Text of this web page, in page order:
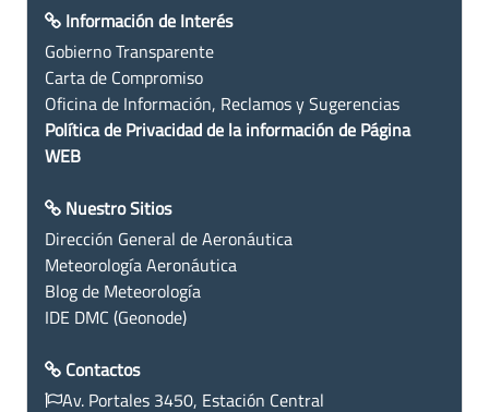
Información de Interés
Gobierno Transparente
Carta de Compromiso
Oficina de Información, Reclamos y Sugerencias
Política de Privacidad de la información de Página
WEB
Nuestro Sitios
Dirección General de Aeronáutica
Meteorología Aeronáutica
Blog de Meteorología
IDE DMC (Geonode)
Contactos
Av. Portales 3450, Estación Central